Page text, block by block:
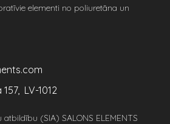
elementi no poliuretāna un
LV-1012
(SIA) SALONS ELEMENTS